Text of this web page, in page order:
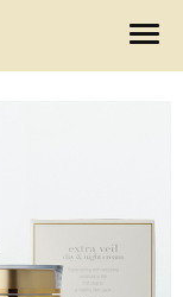
・
・
・